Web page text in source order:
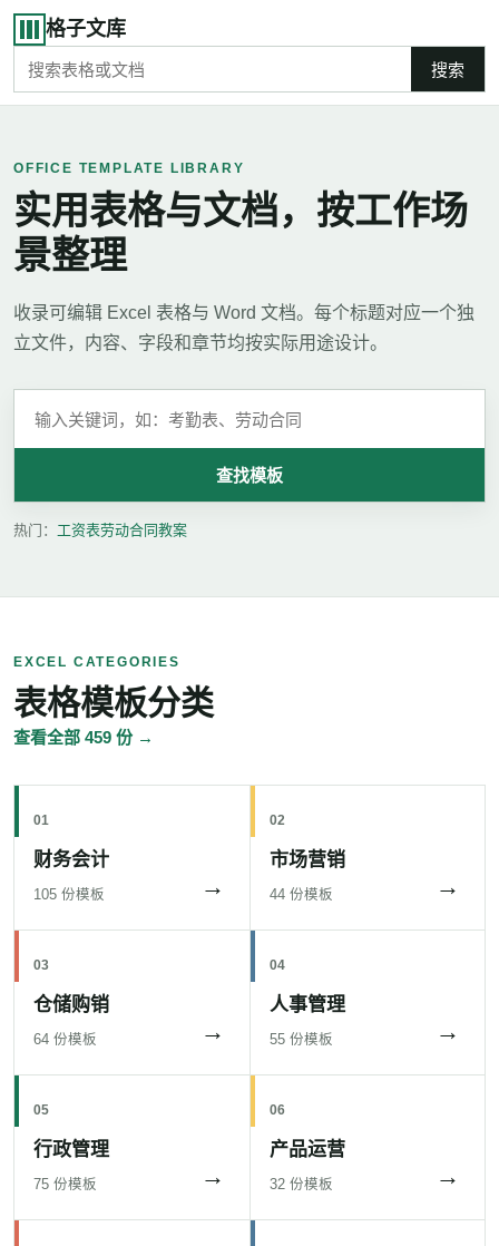
格子文库
搜索
OFFICE TEMPLATE LIBRARY
实用表格与文档，按工作场
景整理
收录可编辑 Excel 表格与 Word 文档。每个标题对应一个独
立文件，内容、字段和章节均按实际用途设计。
查找模板
热门： 工资表劳动合同教案
EXCEL CATEGORIES
表格模板分类
查看全部 459 份 →
01
财务会计
105 份模板 →
02
市场营销
44 份模板 →
03
仓储购销
64 份模板 →
04
人事管理
55 份模板 →
05
行政管理
75 份模板 →
06
产品运营
32 份模板 →